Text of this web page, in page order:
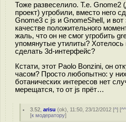
Тоже развеселило. Т.е. Gnome2
проект) угробили, вместо него
Gnome3 с js и GnomeShell, и
качестве положительного
жаль, что он не смог угробить
упомянутые утилиты? Хотелось
сделать 3d-интерфейс?
Кстати, этот Paolo Bonzini, он
часом? Просто любопытно: у
ботанических интересов нет
мерещатся, то от js прёт…
3.52 ,arisu (ok), 11:50, 23/12/2012 [^] [^^
[к модератору]